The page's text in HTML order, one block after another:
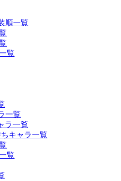
順一覧
覧
一覧
ラ一覧
キャラ一覧
覧